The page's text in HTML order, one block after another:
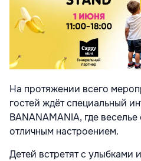
На протяжении всего
гостей ждёт специальный
BANANAMANIA, где
отличным настроением.
Детей встретят с улыбками